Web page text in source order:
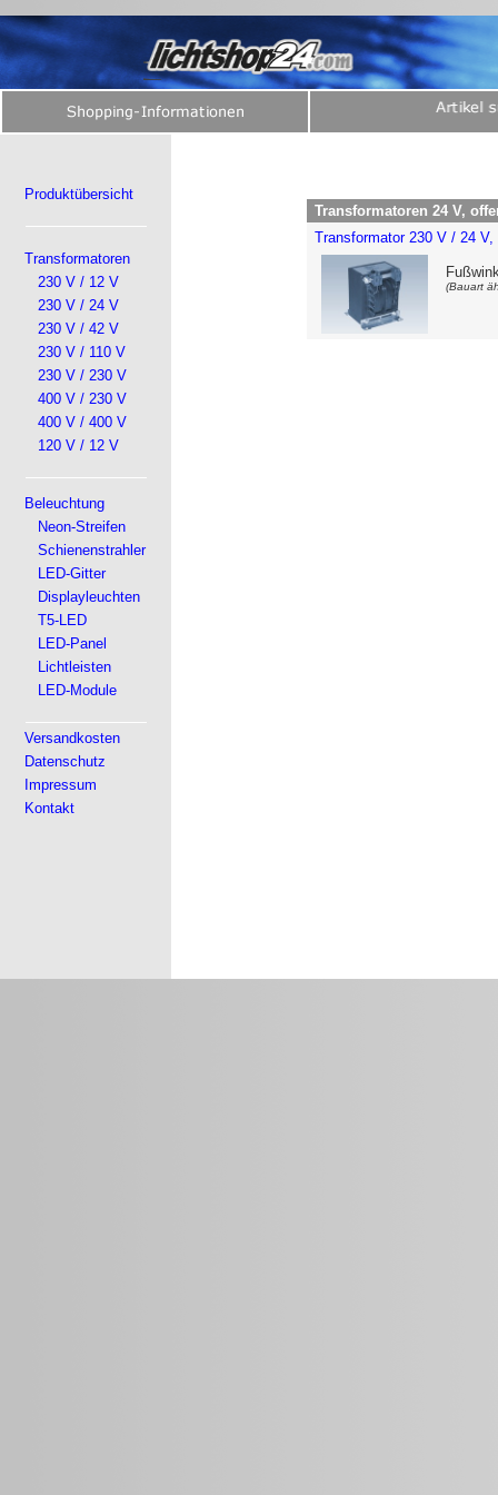
Produktübersicht
Transformatoren
230 V / 12 V
230 V / 24 V
230 V / 42 V
230 V / 110 V
230 V / 230 V
400 V / 230 V
400 V / 400 V
120 V / 12 V
Beleuchtung
Neon-Streifen
Schienenstrahler
LED-Gitter
Displayleuchten
T5-LED
LED-Panel
Lichtleisten
LED-Module
Versandkosten
Datenschutz
Impressum
Kontakt
Transformatoren 24 V,
Transformator 230 V / 24 V,
(Bauart